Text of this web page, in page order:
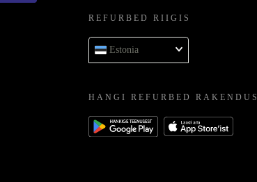
REFURBED RIIGIS
Estonia
HANGI REFURBED RAKENDUS